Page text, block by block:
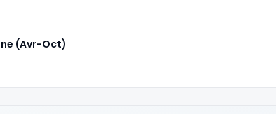
(Avr-Oct)